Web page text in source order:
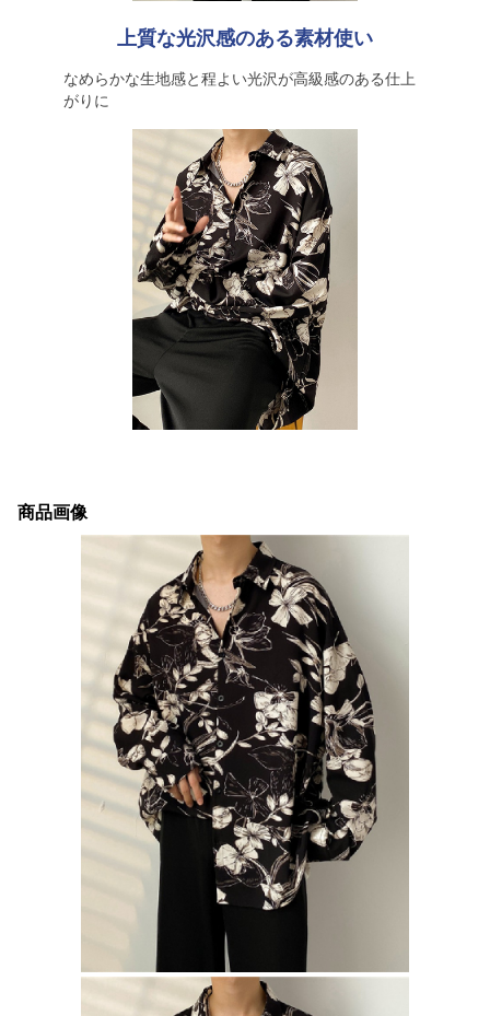
上質な光沢感のある素材使い
なめらかな生地感と程よい光沢が高級感のある仕上
がりに
商品画像